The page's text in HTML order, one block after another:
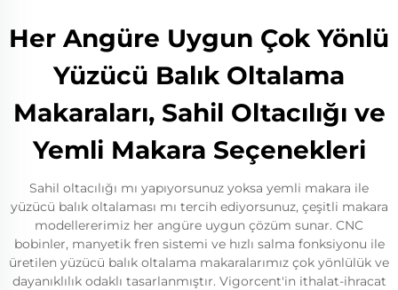
Her Angüre Uygun Çok Yönlü
Yüzücü Balık Oltalama
Makaraları, Sahil Oltacılığı ve
Yemli Makara Seçenekleri
Sahil oltacılığı mı yapıyorsunuz yoksa yemli makara ile
yüzücü balık oltalaması mı tercih ediyorsunuz, çeşitli makara
modellererimiz her angüre uygun çözüm sunar. CNC
bobinler, manyetik fren sistemi ve hızlı salma fonksiyonu ile
üretilen yüzücü balık oltalama makaralarımız çok yönlülük ve
dayanıklılık odaklı tasarlanmıştır. Vigorcent'in ithalat-ihracat